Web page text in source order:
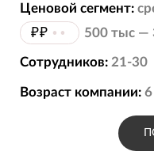
Ценовой сегмент:
₽₽ •• 500 тыс —
Сотрудников: 21-30
Возраст компании: 6